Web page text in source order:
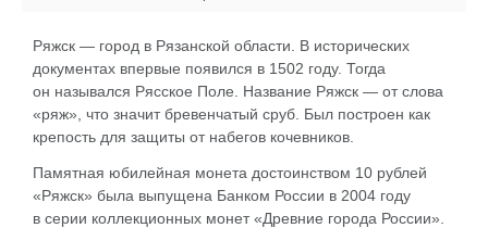
Ряжск — город в Рязанской области. В исторических
документах впервые появился в 1502 году. Тогда
он назывался Рясское Поле. Название Ряжск — от слова
«ряж», что значит бревенчатый сруб. Был построен как
крепость для защиты от набегов кочевников.
Памятная юбилейная монета достоинством 10 рублей
«Ряжск» была выпущена Банком России в 2004 году
в серии коллекционных монет «Древние города России».